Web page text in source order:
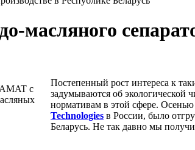
масляного
Постепенный рост интереса к
задумываются об экологической
нормативам в этой сфере.
Technologies в России, было
Беларусь. Не так давно мы